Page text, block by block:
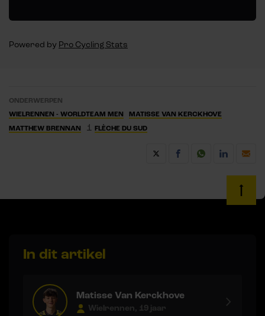
Powered by Pro Cycling Stats
ONDERWERPEN
WIELRENNEN - WORLDTEAM MEN
MATISSE VAN KERCKHOVE
MATTHEW BRENNAN
1 FLÈCHE DU SUD
In dit artikel
Matisse Van Kerckhove
Wielrennen, 19 jaar